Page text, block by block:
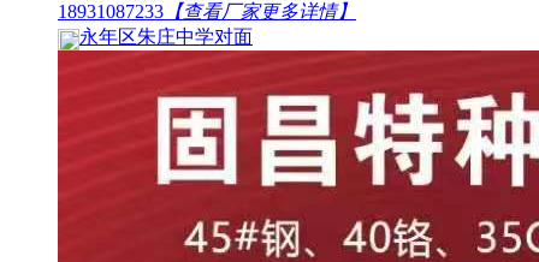
18931087233 【查看厂家更多详情】
永年区朱庄中学对面